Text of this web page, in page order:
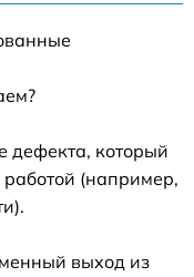
дефекта, который
(например,
выход из